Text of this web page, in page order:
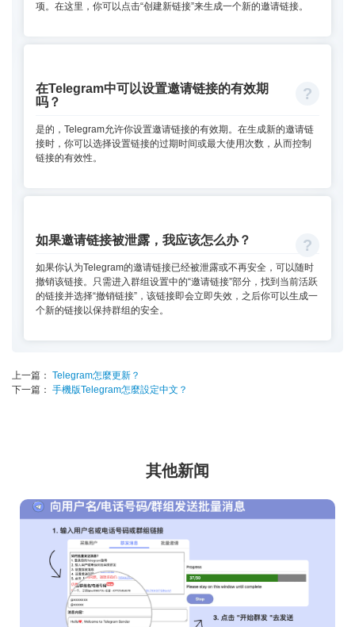
项。在这里，你可以点击“创建新链接”来生成一个新的邀请链接。
在Telegram中可以设置邀请链接的有效期
吗？
是的，Telegram允许你设置邀请链接的有效期。在生成新的邀请链
接时，你可以选择设置链接的过期时间或最大使用次数，从而控制
链接的有效性。
如果邀请链接被泄露，我应该怎么办？
如果你认为Telegram的邀请链接已经被泄露或不再安全，可以随时
撤销该链接。只需进入群组设置中的“邀请链接”部分，找到当前活跃
的链接并选择“撤销链接”，该链接即会立即失效，之后你可以生成一
个新的链接以保持群组的安全。
上一篇： Telegram怎麼更新？
下一篇： 手機版Telegram怎麼設定中文？
其他新闻